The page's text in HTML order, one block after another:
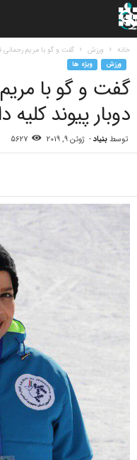
خانه ورزش گفت و گو با مریم رحمانی
ورزش ویژه ها
گفت و گو با
دوبار پیوند
توسط بنیاد- ژوئن 9, 2019 5627